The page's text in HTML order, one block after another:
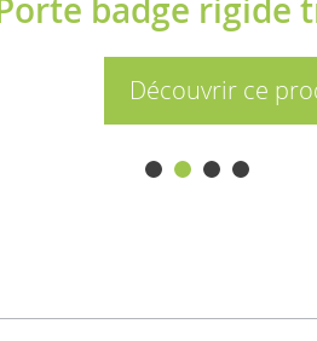
Porte badge rigide
Découvrir ce